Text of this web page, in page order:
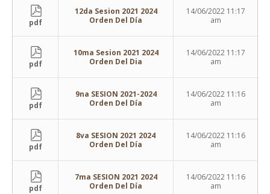
pdf
12da Sesion 2021 2024
Orden Del Día
14/06/2022 11:17
am
pdf
10ma Sesion 2021 2024
Orden Del Dia
14/06/2022 11:17
am
pdf
9na SESION 2021-2024
Orden Del Día
14/06/2022 11:16
am
pdf
8va SESION 2021 2024
Orden Del Día
14/06/2022 11:16
am
pdf
7ma SESION 2021 2024
Orden Del Día
14/06/2022 11:16
am